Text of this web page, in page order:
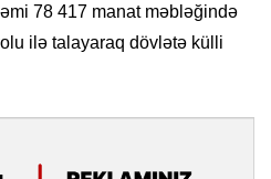
78 417 manat məbləğində
ilə talayaraq dövlətə külli